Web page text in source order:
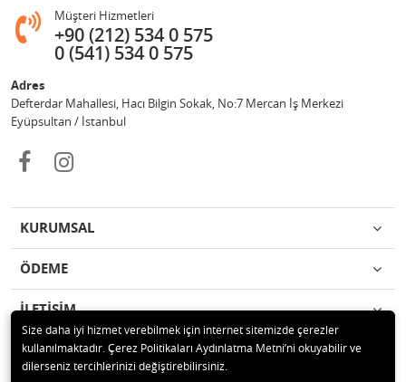
Müşteri Hizmetleri
+90 (212) 534 0 575
0 (541) 534 0 575
Adres
Defterdar Mahallesi, Hacı Bilgin Sokak, No:7 Mercan İş Merkezi
Eyüpsultan / İstanbul
KURUMSAL
ÖDEME
İLETİŞİM
© 2018 MERCAN PROFESYONEL GÜVENLİK ÜRÜNLERİ Tüm hakları
saklıdır.
Size daha iyi hizmet verebilmek için internet sitemizde çerezler
kullanılmaktadır. Çerez Politikaları Aydınlatma Metni’ni okuyabilir ve
dilerseniz tercihlerinizi değiştirebilirsiniz.